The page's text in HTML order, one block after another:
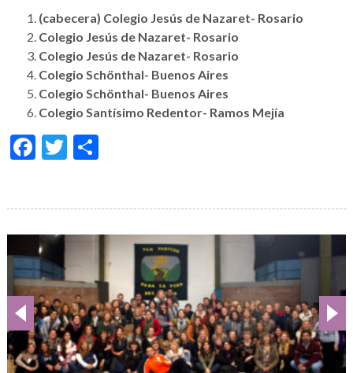
(cabecera) Colegio Jesús de Nazaret- Rosario
Colegio Jesús de Nazaret- Rosario
Colegio Jesús de Nazaret- Rosario
Colegio Schönthal- Buenos Aires
Colegio Schönthal- Buenos Aires
Colegio Santísimo Redentor- Ramos Mejía
Facebook
Twitter
Share
de
imágenes